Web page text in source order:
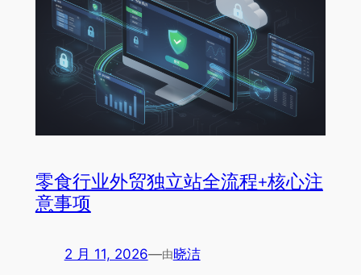
零食行业外贸独立站全流程+核心注
意事项
2 月 11, 2026—由晓洁